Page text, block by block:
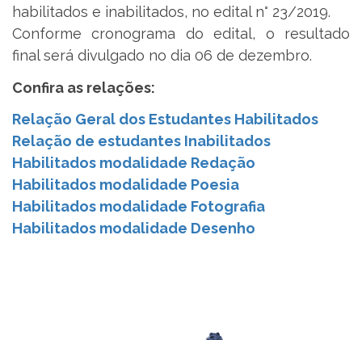
habilitados e inabilitados, no edital n° 23/2019.
Conforme cronograma do edital, o resultado
final será divulgado no dia 06 de dezembro.
Confira as relações:
Relação Geral dos Estudantes Habilitados
Relação de estudantes Inabilitados
Habilitados modalidade Redação
Habilitados modalidade Poesia
Habilitados modalidade Fotografia
Habilitados modalidade Desenho